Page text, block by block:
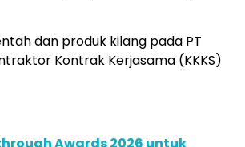
dan produk kilang pada PT
Kontrak Kerjasama (KKKS)
Awards 2026 untuk